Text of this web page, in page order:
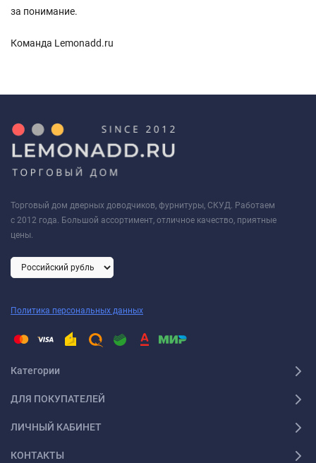
за понимание.
Команда Lemonadd.ru
Торговый дом дверных доводчиков, фурнитуры, СКУД. Работаем
с 2012 года. Большой ассортимент, отличное качество, приятные
цены.
Политика персональных данных
Категории
ДЛЯ ПОКУПАТЕЛЕЙ
ЛИЧНЫЙ КАБИНЕТ
КОНТАКТЫ